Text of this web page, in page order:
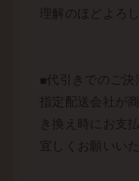
理解のほどよろ
■代引きでのご
指定配送会社が
き換え時にお支
宜しくお願いい